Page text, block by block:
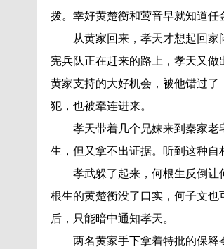
拨。幸好黄楚衡和莺音早就知道任
从黄家回来，孝天才想起回
宪兵队正在赶来的路上，孝天又
黄家支持的大好机会，被他错过
犯，也被牵连进来。
孝天带着几个兄妹来到秦家
生，但又拿不出证据。听到这种自
孝武躲了起来，何根生反倒
根生的黄楚衡没了口实，何子文
后，只能暗中通知孝天。
两名黄家手下拿着特批的保